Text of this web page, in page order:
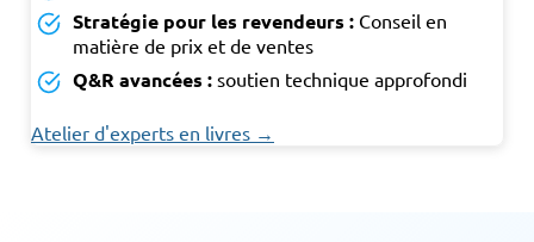
Stratégie pour les revendeurs : Conseil en
matière de prix et de ventes
Q&R avancées : soutien technique approfondi
Atelier d'experts en livres →